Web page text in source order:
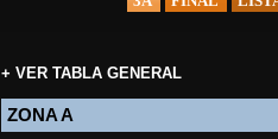
+ VER TABLA GENERAL
ZONA A